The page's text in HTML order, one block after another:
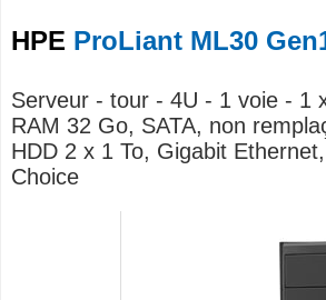
HPE ProLiant ML30
Serveur - tour - 4U - 1 voie - 1
RAM 32 Go, SATA, non
HDD 2 x 1 To, Gigabit
Choice